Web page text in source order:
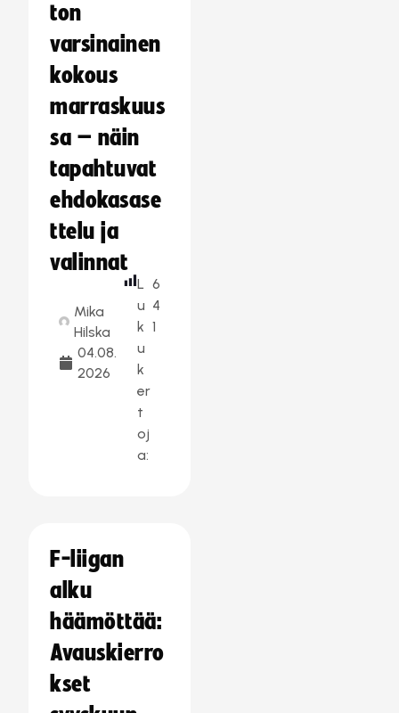
ton
varsinainen
kokous
marraskuus
sa – näin
tapahtuvat
ehdokasase
ttelu ja
valinnat
Mika
Hilska
04.08.
2026
L
u
k
u
k
er
t
oj
a:
6
4
1
F-liigan
alku
häämöttää:
Avauskierro
kset